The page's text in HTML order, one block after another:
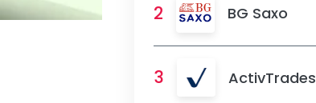
2 BG Saxo
3 ActivTrades